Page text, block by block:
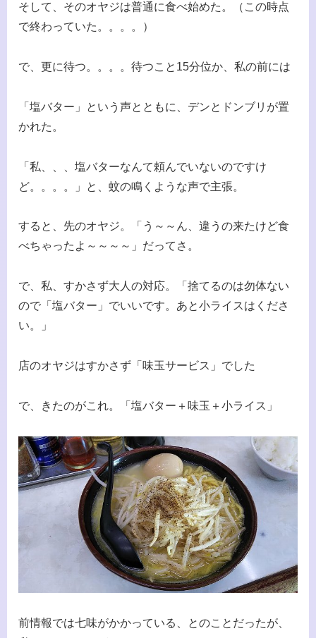
そして、そのオヤジは普通に食べ始めた。（この時点
で終わっていた。。。。）
で、更に待つ。。。。待つこと15分位か、私の前には
「塩バター」という声とともに、デンとドンブリが置
かれた。
「私、、、塩バターなんて頼んでいないのですけ
ど。。。。」と、蚊の鳴くような声で主張。
すると、先のオヤジ。「う～～ん、違うの来たけど食
べちゃったよ～～～～」だってさ。
で、私、すかさず大人の対応。「捨てるのは勿体ない
ので「塩バター」でいいです。あと小ライスはくださ
い。」
店のオヤジはすかさず「味玉サービス」でした
で、きたのがこれ。「塩バター＋味玉＋小ライス」
前情報では七味がかかっている、とのことだったが、